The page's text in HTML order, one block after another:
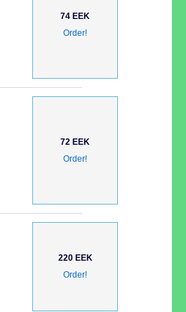
74 EEK
Order!
72 EEK
Order!
220 EEK
Order!